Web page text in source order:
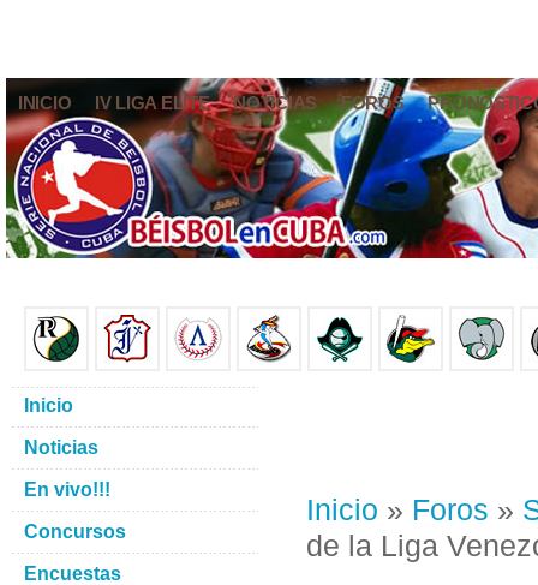
INICIO IV LIGA ELITE NOTICIAS FOROS
Inicio » Foros »
de la Liga
Inicio
Noticias
En vivo!!!
Concursos
Encuestas